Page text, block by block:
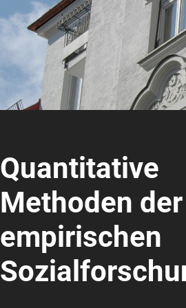
Quantitative
Methoden der
empirischen